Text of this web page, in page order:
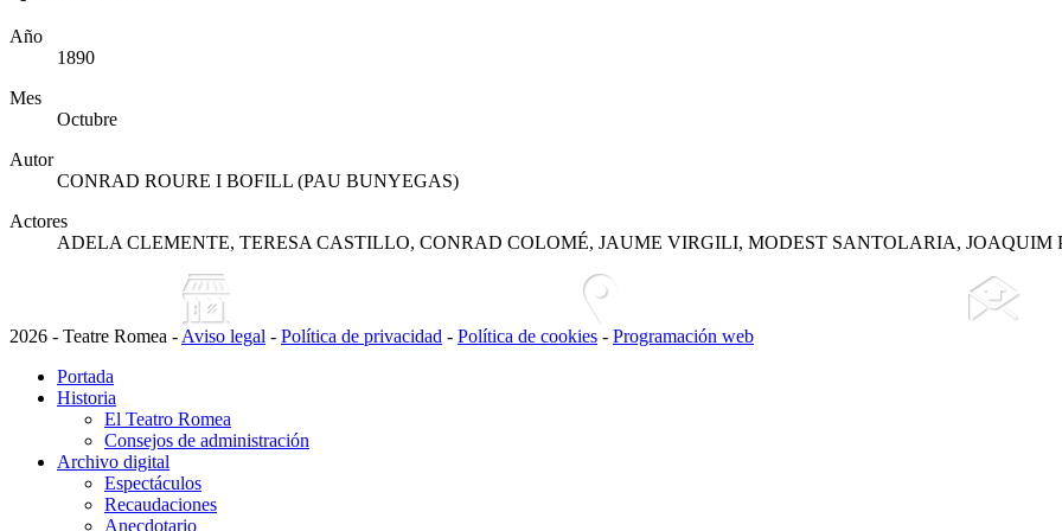
Año
1890
Mes
Octubre
Autor
CONRAD ROURE I BOFILL (PAU BUNYEGAS)
Actores
ADELA CLEMENTE, TERESA CASTILLO, CONRAD COLOMÉ, JAUME VIRGILI, MODEST SANTOLARIA, JOAQUIM
2026 - Teatre Romea - Aviso legal - Política de privacidad - Política de cookies - Programación web
Portada
Historia
El Teatro Romea
Consejos de administración
Archivo digital
Espectáculos
Recaudaciones
Anecdotario